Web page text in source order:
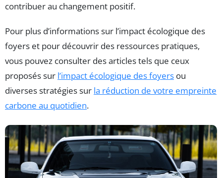
contribuer au changement positif.
Pour plus d’informations sur l’impact écologique des
foyers et pour découvrir des ressources pratiques,
vous pouvez consulter des articles tels que ceux
proposés sur l’impact écologique des foyers ou
diverses stratégies sur la réduction de votre empreinte
carbone au quotidien.